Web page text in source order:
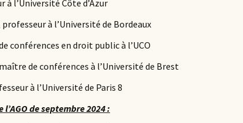
à l’Université Côte d’Azur
professeur à l’Université de Bordeaux
conférences en droit public à l’UCO
de conférences à l’Université de Brest
à l’Université de Paris 8
de septembre 2024 :